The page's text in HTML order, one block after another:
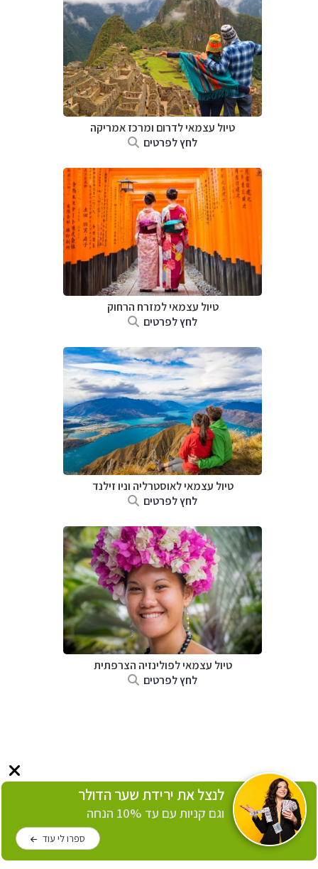
טיול עצמאי לדרום ומרכז אמריקה
לחץ לפרטים
טיול עצמאי למזרח הרחוק
לחץ לפרטים
טיול עצמאי לאוסטרליה וניו זילנד
לחץ לפרטים
טיול עצמאי לפולינזיה הצרפתית
לחץ לפרטים
לנצל את ירידת שער הדולר
וגם קניות עם עד 10% הנחה
ספרו לי עוד